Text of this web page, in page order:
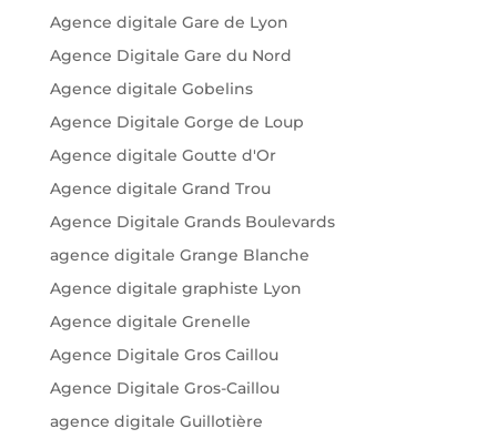
Agence digitale Gare de Lyon
Agence Digitale Gare du Nord
Agence digitale Gobelins
Agence Digitale Gorge de Loup
Agence digitale Goutte d'Or
Agence digitale Grand Trou
Agence Digitale Grands Boulevards
agence digitale Grange Blanche
Agence digitale graphiste Lyon
Agence digitale Grenelle
Agence Digitale Gros Caillou
Agence Digitale Gros-Caillou
agence digitale Guillotière